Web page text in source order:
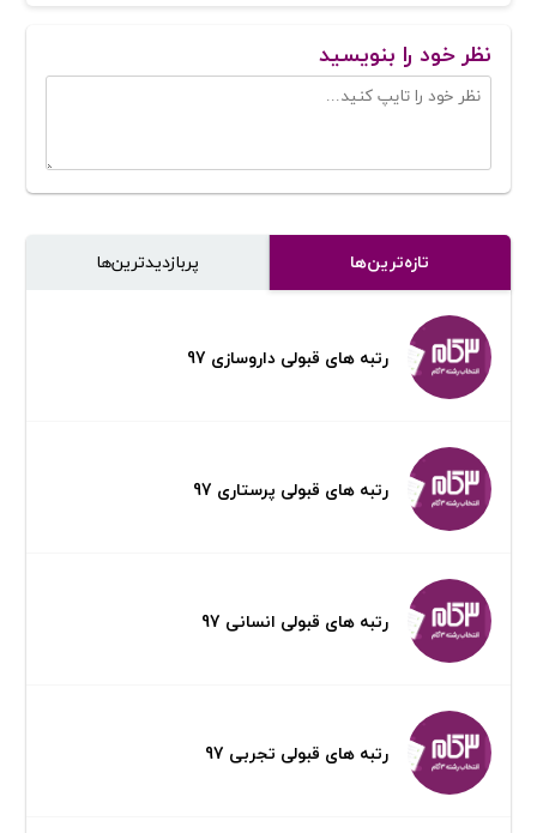
نظر خود را بنویسید
تازه‌ترین‌ها پر‌بازدیدترین‌ها
رتبه های قبولی داروسازی 97
رتبه های قبولی پرستاری 97
رتبه های قبولی انسانی 97
رتبه های قبولی تجربی 97